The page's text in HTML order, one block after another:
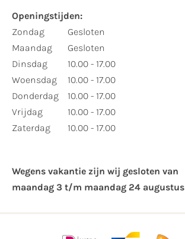
Openingstijden:
Zondag
Maandag
Dinsdag
Woensdag
Donderdag
Vrijdag
Zaterdag
Gesloten
Gesloten
10.00 - 17.00
10.00 - 17.00
10.00 - 17.00
10.00 - 17.00
10.00 - 17.00
Wegens vakantie zijn wij gesloten van ​
maandag 3 t/m maandag 24 augustus